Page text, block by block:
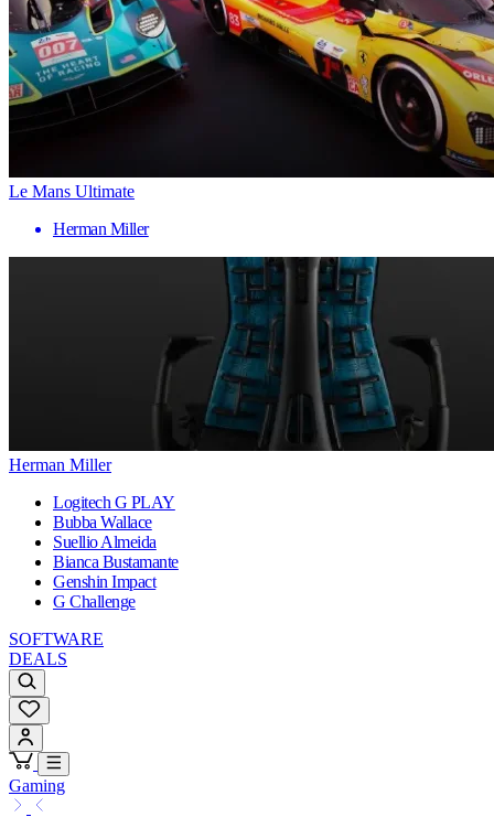
Le Mans Ultimate
Herman Miller
Herman Miller
Logitech G PLAY
Bubba Wallace
Suellio Almeida
Bianca Bustamante
Genshin Impact
G Challenge
SOFTWARE
DEALS
Gaming